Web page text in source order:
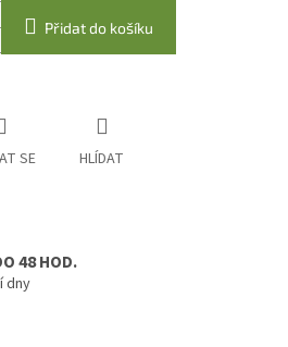
Přidat do košíku
SE HLÍDAT
48 HOD.
dny